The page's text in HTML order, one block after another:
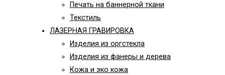
Печать на баннерной ткани
Текстиль
ЛАЗЕРНАЯ ГРАВИРОВКА
Изделия из оргстекла
Изделия из фанеры и дерева
Кожа и эко кожа